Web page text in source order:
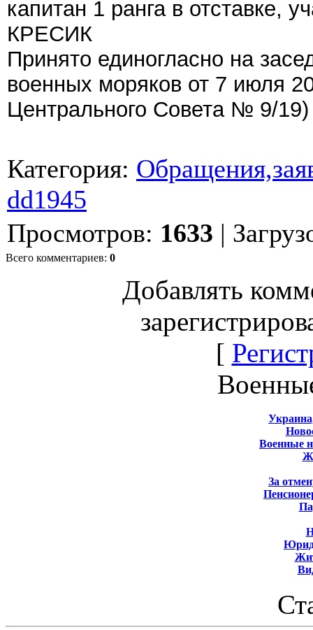
капитан 1 ранга в отставке,
КРЕСИК
Принято единогласно на
военных моряков от 7 июля
Центрального Совета № 9/19)
Категория:
dd1945
Просмотров: 1633 |
Всего комментариев: 0
Добавлять
[
Военные
За